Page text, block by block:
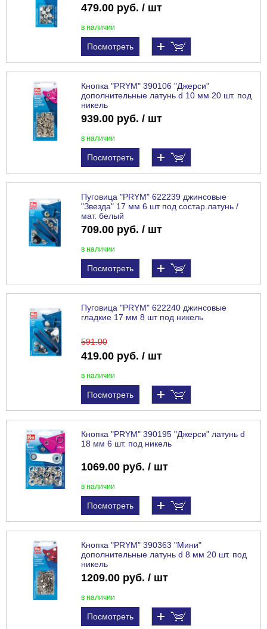
479.00 руб. / шт
в наличии
Посмотреть
Кнопка "PRYM" 390106 "Джерси"
дополнительные латунь d 10 мм 20 шт. под
никель
939.00 руб. / шт
в наличии
Посмотреть
Пуговица "PRYM" 622239 джинсовые
"Звезда" 17 мм 6 шт под состар.латунь /
мат. белый
709.00 руб. / шт
в наличии
Посмотреть
Пуговица "PRYM" 622240 джинсовые
гладкие 17 мм 8 шт под никель
591.00
419.00 руб. / шт
в наличии
Посмотреть
Кнопка "PRYM" 390195 "Джерси" латунь d
18 мм 6 шт. под никель
1069.00 руб. / шт
в наличии
Посмотреть
Кнопка "PRYM" 390363 "Мини"
дополнительные латунь d 8 мм 20 шт. под
никель
1209.00 руб. / шт
в наличии
Посмотреть